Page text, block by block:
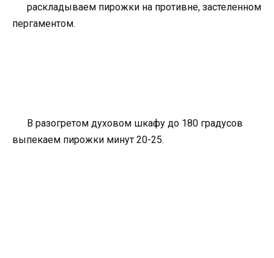
раскладываем пирожки на противне, застеленном
пергаментом.
В разогретом духовом шкафу до 180 градусов
выпекаем пирожки минут 20-25.